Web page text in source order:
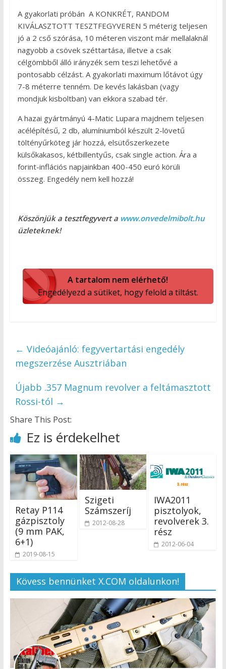
A gyakorlati próbán A KONKRÉT, RANDOM
KIVÁLASZTOTT TESZTFEGYVEREN 5 méterig teljesen
jó a 2 cső szórása, 10 méteren viszont már mellalaknál
nagyobb a csövek széttartása, illetve a csak
célgömbből álló irányzék sem teszi lehetővé a
pontosabb célzást. A gyakorlati maximum lőtávot úgy
7-8 méterre tenném. De kevés lakásban (vagy
mondjuk kisboltban) van ekkora szabad tér.
A hazai gyártmányú 4-Matic Lupara majdnem teljesen
acélépítésű, 2 db, alumíniumból készült 2-lövetű
töltényűrköteg jár hozzá, elsütőszerkezete
külsőkakasos, kétbillentyűs, csak single action. Ára a
forint-inflációs napjainkban 400-450 euró körüli
összeg. Engedély nem kell hozzá!
Köszönjük a tesztfegyvert a www.onvedelmibolt.hu
üzleteknek!
A tartalom nem elérhető!
Engedélyezd a sütiket, hogy felold a tiltást.
← Videóajánló: fegyvertartási engedély
megszerzése Ausztriában
Újabb .357 Magnum revolver a feltámasztott
Rossi-tól →
Share This Post:
Ez is érdekelhet
Retay P114
gázpisztoly
(9 mm PAK,
6+1)
2019-08-15
Szigeti
Számszeríj
2012-08-28
IWA2011
pisztolyok,
revolverek 3.
rész
2012-06-04
Kövess bennünket X.COM oldalunkon!